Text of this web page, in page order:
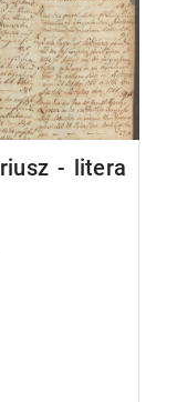
- litera